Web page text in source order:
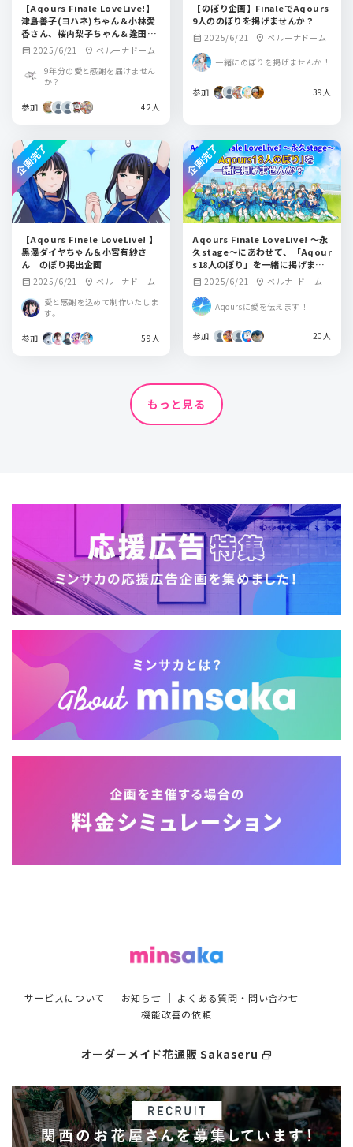
【Aqours Finale LoveLive!】
津島善子(ヨハネ)ちゃん＆小林愛
香さん、桜内梨子ちゃん＆逢田梨
香子さんへのぼりを出しません
か？
calendar_month 2025/6/21 location_on ベルーナドーム
9年分の愛と感謝を届けません
か？
参加 42人
【のぼり企画】FinaleでAqours
9人ののぼりを掲げませんか？
calendar_month 2025/6/21 location_on ベルーナドーム
一緒にのぼりを掲げませんか！
参加 39人
【Aqours Finele LoveLive! 】
黒澤ダイヤちゃん＆小宮有紗さ
ん のぼり掲出企画
calendar_month 2025/6/21 location_on ベルーナドーム
愛と感謝を込めて制作いたしま
す。
参加 59人
企画完了
Aqours Finale LoveLive! ～永
久stage～にあわせて、「Aqour
s18人のぼり」を一緒に掲げませ
んか？
calendar_month 2025/6/21 location_on ベルナ·ドーム
Aqoursに愛を伝えます！
参加 20人
企画完了
もっと見る
サービスについて お知らせ よくある質問・問い合わせ
機能改善の依頼
オーダーメイド花通販 Sakaseru select_window